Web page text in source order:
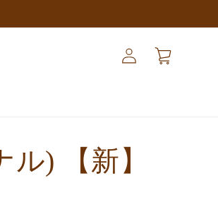
ロ
グ
イ
ー
) 【新】